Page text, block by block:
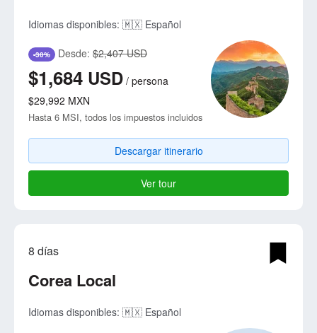
Idiomas disponibles: 🇲🇽 Español
-30% Desde: $2,407 USD
$1,684 USD / persona
$29,992 MXN
Hasta 6 MSI, todos los impuestos incluidos
Descargar itinerario
Ver tour
8 días
Corea Local
Idiomas disponibles: 🇲🇽 Español